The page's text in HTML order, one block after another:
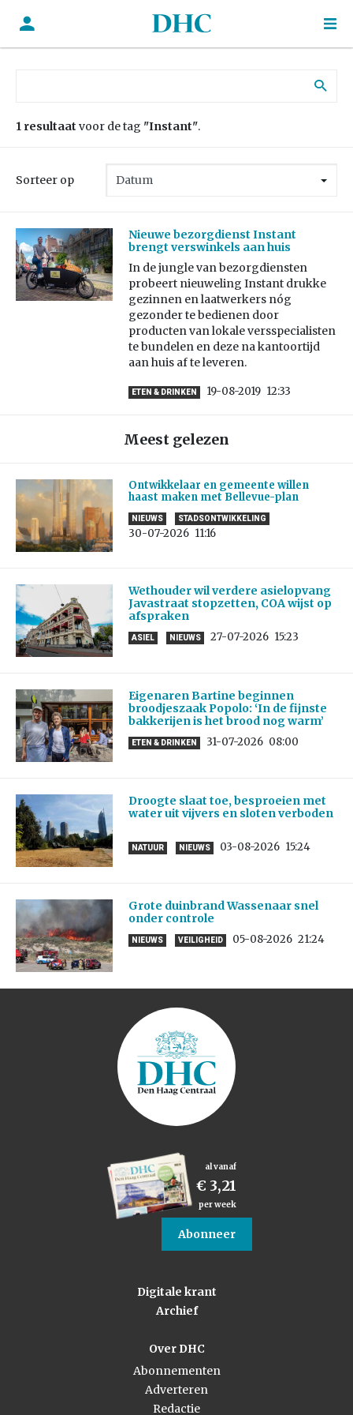
1 resultaat voor de tag "Instant".
Sorteer op
Nieuwe bezorgdienst Instant
brengt verswinkels aan huis
In de jungle van bezorgdiensten
probeert nieuweling Instant drukke
gezinnen en laatwerkers nóg
gezonder te bedienen door
producten van lokale versspecialisten
te bundelen en deze na kantoortijd
aan huis af te leveren.
ETEN & DRINKEN 19-08-2019 12:33
Meest gelezen
Ontwikkelaar en gemeente willen
haast maken met Bellevue-plan
NIEUWS STADSONTWIKKELING
30-07-2026 11:16
Wethouder wil verdere asielopvang
Javastraat stopzetten, COA wijst op
afspraken
ASIEL NIEUWS 27-07-2026 15:23
Eigenaren Bartine beginnen
broodjeszaak Popolo: ‘In de fijnste
bakkerijen is het brood nog warm’
ETEN & DRINKEN 31-07-2026 08:00
Droogte slaat toe, besproeien met
water uit vijvers en sloten verboden
NATUUR NIEUWS 03-08-2026 15:24
Grote duinbrand Wassenaar snel
onder controle
NIEUWS VEILIGHEID 05-08-2026 21:24
al vanaf
€ 3,21
per week
Abonneer
Digitale krant
Archief
Over DHC
Abonnementen
Adverteren
Redactie